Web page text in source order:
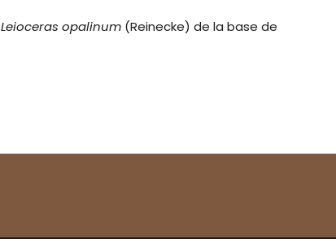
Leioceras opalinum (Reinecke) de la base de